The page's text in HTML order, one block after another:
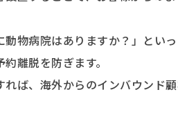
動物病院はありますか？」とい
離脱を防ぎます。
ば、海外からのインバウンド